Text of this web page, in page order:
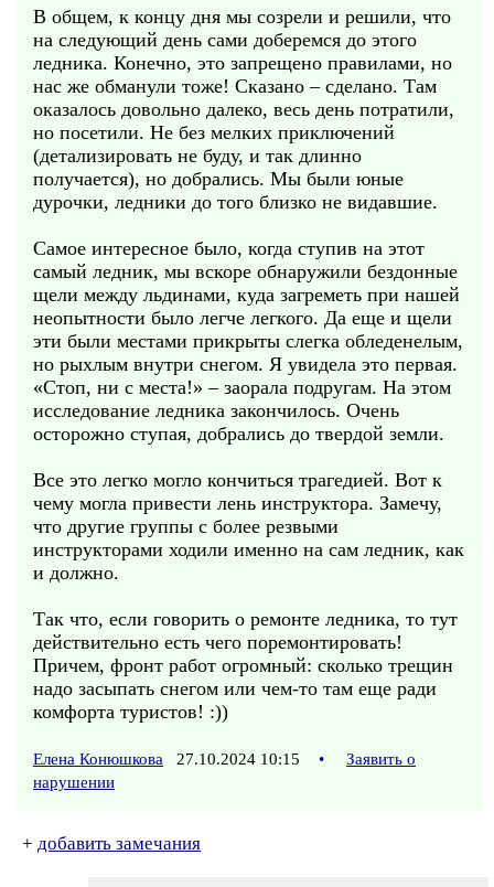
В общем, к концу дня мы созрели и решили, что
на следующий день сами доберемся до этого
ледника. Конечно, это запрещено правилами, но
нас же обманули тоже! Сказано – сделано. Там
оказалось довольно далеко, весь день потратили,
но посетили. Не без мелких приключений
(детализировать не буду, и так длинно
получается), но добрались. Мы были юные
дурочки, ледники до того близко не видавшие.
Самое интересное было, когда ступив на этот
самый ледник, мы вскоре обнаружили бездонные
щели между льдинами, куда загреметь при нашей
неопытности было легче легкого. Да еще и щели
эти были местами прикрыты слегка обледенелым,
но рыхлым внутри снегом. Я увидела это первая.
«Стоп, ни с места!» – заорала подругам. На этом
исследование ледника закончилось. Очень
осторожно ступая, добрались до твердой земли.
Все это легко могло кончиться трагедией. Вот к
чему могла привести лень инструктора. Замечу,
что другие группы с более резвыми
инструкторами ходили именно на сам ледник, как
и должно.
Так что, если говорить о ремонте ледника, то тут
действительно есть чего поремонтировать!
Причем, фронт работ огромный: сколько трещин
надо засыпать снегом или чем-то там еще ради
комфорта туристов! :))
Елена Конюшкова 27.10.2024 10:15 •
Заявить о
нарушении
+ добавить замечания